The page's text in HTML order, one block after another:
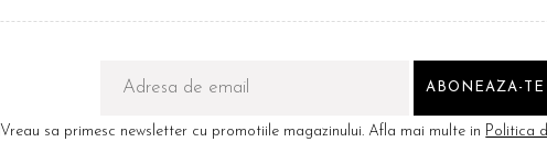
Vreau sa primesc newsletter cu promotiile magazinului. Afla mai multe in Politica